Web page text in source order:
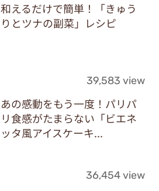
和えるだけで簡単！「きゅう
りとツナの副菜」レシピ
39,583 view
あの感動をもう一度！パリパ
リ食感がたまらない「ビエネ
ッタ風アイスケーキ...
36,454 view